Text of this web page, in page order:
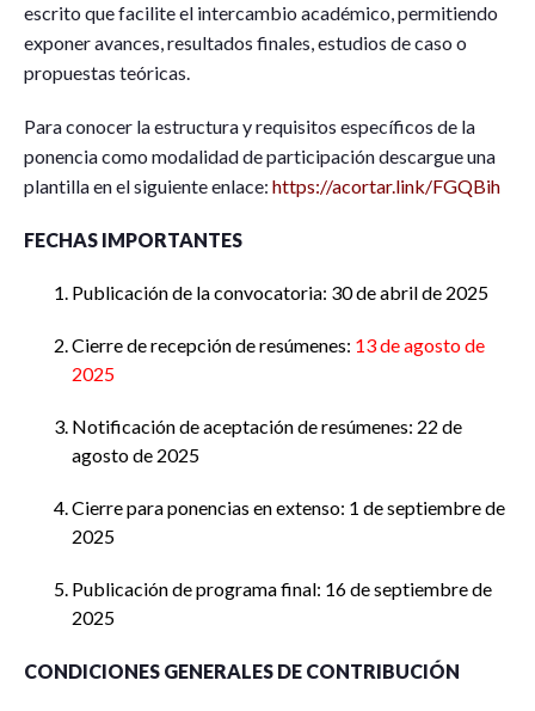
escrito que facilite el intercambio académico, permitiendo
exponer avances, resultados finales, estudios de caso o
propuestas teóricas.
Para conocer la estructura y requisitos específicos de la
ponencia como modalidad de participación descargue una
plantilla en el siguiente enlace: https://acortar.link/FGQBih
FECHAS IMPORTANTES
Publicación de la convocatoria: 30 de abril de 2025
Cierre de recepción de resúmenes: 13 de agosto de
2025
Notificación de aceptación de resúmenes: 22 de
agosto de 2025
Cierre para ponencias en extenso: 1 de septiembre de
2025
Publicación de programa final: 16 de septiembre de
2025
CONDICIONES GENERALES DE CONTRIBUCIÓN